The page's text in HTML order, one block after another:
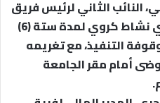
النائب الثاني لرئيس فريق
رجاء بني ملال، عن ممارسة أي نشاط كروي لمدة ستة (6)
(3) أشهر موقوفة التنفيذ، مع تغريمه
فوضى أمام مقر الجامعة